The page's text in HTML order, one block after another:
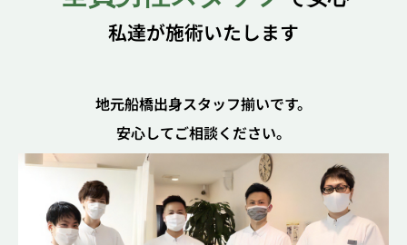
私達が施術いたします
地元船橋出身スタッフ揃いです。
安心してご相談ください。